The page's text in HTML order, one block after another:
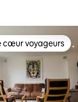
voyageurs les
cœur voyageurs